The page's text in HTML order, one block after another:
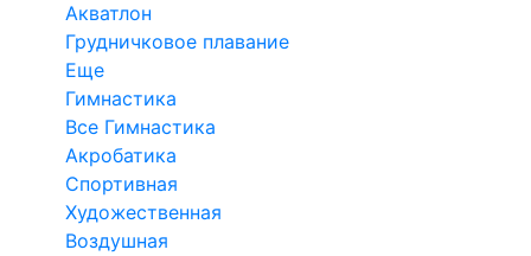
Акватлон
Грудничковое плавание
Еще
Гимнастика
Все Гимнастика
Акробатика
Спортивная
Художественная
Воздушная